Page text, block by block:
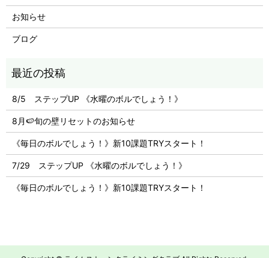
お知らせ
ブログ
8/5 ステップUP 《水曜のボルでしょう！》
8月🍉旬の壁リセットのお知らせ
《毎日のボルでしょう！》新10課題TRYスタート！
7/29 ステップUP 《水曜のボルでしょう！》
《毎日のボルでしょう！》新10課題TRYスタート！